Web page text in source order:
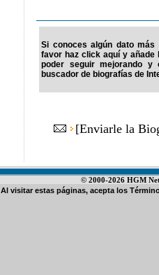
Si conoces algún dato
favor haz click aquí y
poder seguir mejorando y
buscador de biografías de
[Enviarle la
© 2000-2026 HGM
Al visitar estas páginas, acepta los